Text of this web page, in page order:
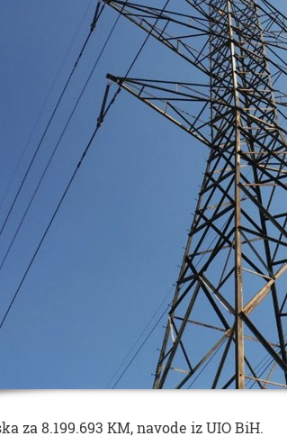
za 8.199.693 KM, navode iz UIO BiH.